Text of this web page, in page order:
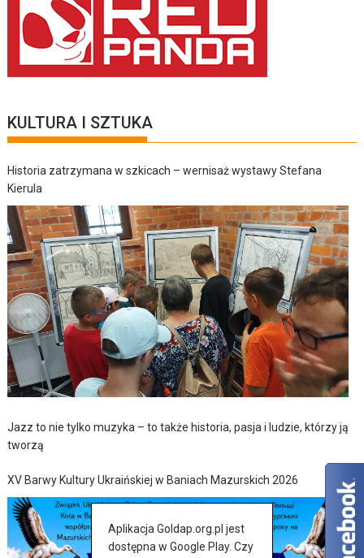
KULTURA I SZTUKA
Historia zatrzymana w szkicach – wernisaż wystawy Stefana
Kierula
Jazz to nie tylko muzyka – to także historia, pasja i ludzie, którzy ją
tworzą
XV Barwy Kultury Ukraińskiej w Baniach Mazurskich 2026
Aplikacja Goldap.org.pl jest
dostępna w Google Play. Czy